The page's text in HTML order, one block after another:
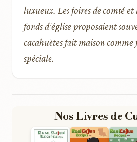
luxueux. Les foires de comté et
fonds d’église proposaient
cacahuètes fait maison comme
spéciale.
Nos Livres de